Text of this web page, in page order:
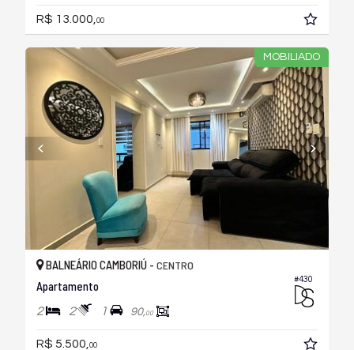
R$ 13.000, 00
MOBILIADO
#430
BALNEÁRIO CAMBORIÚ - CENTRO
Apartamento
2 2 1 90,00
R$ 5.500, 00